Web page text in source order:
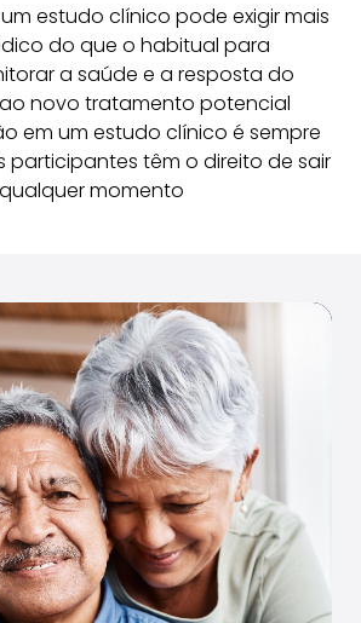
estudo clínico pode exigir mais
do que o habitual para
a saúde e a resposta do
novo tratamento potencial
em um estudo clínico é sempre
participantes têm o direito de sair
momento